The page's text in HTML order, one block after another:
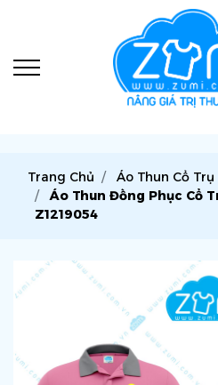
Trang Chủ
Áo Thun Cổ Trụ
Áo Thun Đồng Phục Cổ
Z1219054